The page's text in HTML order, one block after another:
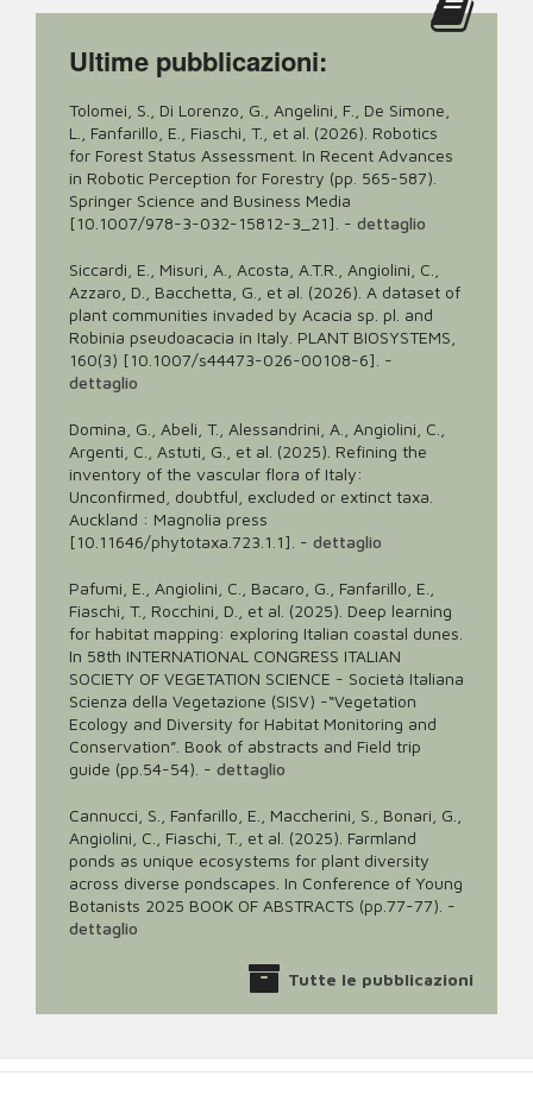
Ultime pubblicazioni:
Tolomei, S., Di Lorenzo, G., Angelini, F., De Simone,
L., Fanfarillo, E., Fiaschi, T., et al. (2026). Robotics
for Forest Status Assessment. In Recent Advances
in Robotic Perception for Forestry (pp. 565-587).
Springer Science and Business Media
[10.1007/978-3-032-15812-3_21]. - dettaglio
Siccardi, E., Misuri, A., Acosta, A.T.R., Angiolini, C.,
Azzaro, D., Bacchetta, G., et al. (2026). A dataset of
plant communities invaded by Acacia sp. pl. and
Robinia pseudoacacia in Italy. PLANT BIOSYSTEMS,
160(3) [10.1007/s44473-026-00108-6]. -
dettaglio
Domina, G., Abeli, T., Alessandrini, A., Angiolini, C.,
Argenti, C., Astuti, G., et al. (2025). Refining the
inventory of the vascular flora of Italy:
Unconfirmed, doubtful, excluded or extinct taxa.
Auckland : Magnolia press
[10.11646/phytotaxa.723.1.1]. - dettaglio
Pafumi, E., Angiolini, C., Bacaro, G., Fanfarillo, E.,
Fiaschi, T., Rocchini, D., et al. (2025). Deep learning
for habitat mapping: exploring Italian coastal dunes.
In 58th INTERNATIONAL CONGRESS ITALIAN
SOCIETY OF VEGETATION SCIENCE - Società Italiana
Scienza della Vegetazione (SISV) -“Vegetation
Ecology and Diversity for Habitat Monitoring and
Conservation”. Book of abstracts and Field trip
guide (pp.54-54). - dettaglio
Cannucci, S., Fanfarillo, E., Maccherini, S., Bonari, G.,
Angiolini, C., Fiaschi, T., et al. (2025). Farmland
ponds as unique ecosystems for plant diversity
across diverse pondscapes. In Conference of Young
Botanists 2025 BOOK OF ABSTRACTS (pp.77-77). -
dettaglio
Tutte le pubblicazioni